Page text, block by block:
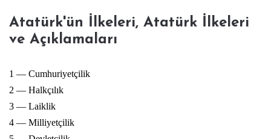
Atatürk'ün İlkeleri, Atatürk İlkeleri
ve Açıklamaları
1 — Cumhuriyetçilik
2 — Halkçılık
3 — Laiklik
4 — Milliyetçilik